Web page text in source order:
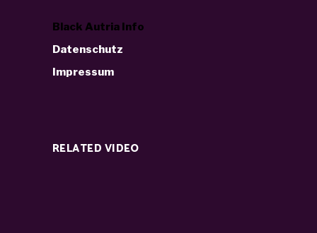
Black Autria Info
Datenschutz
Impressum
RELATED VIDEO